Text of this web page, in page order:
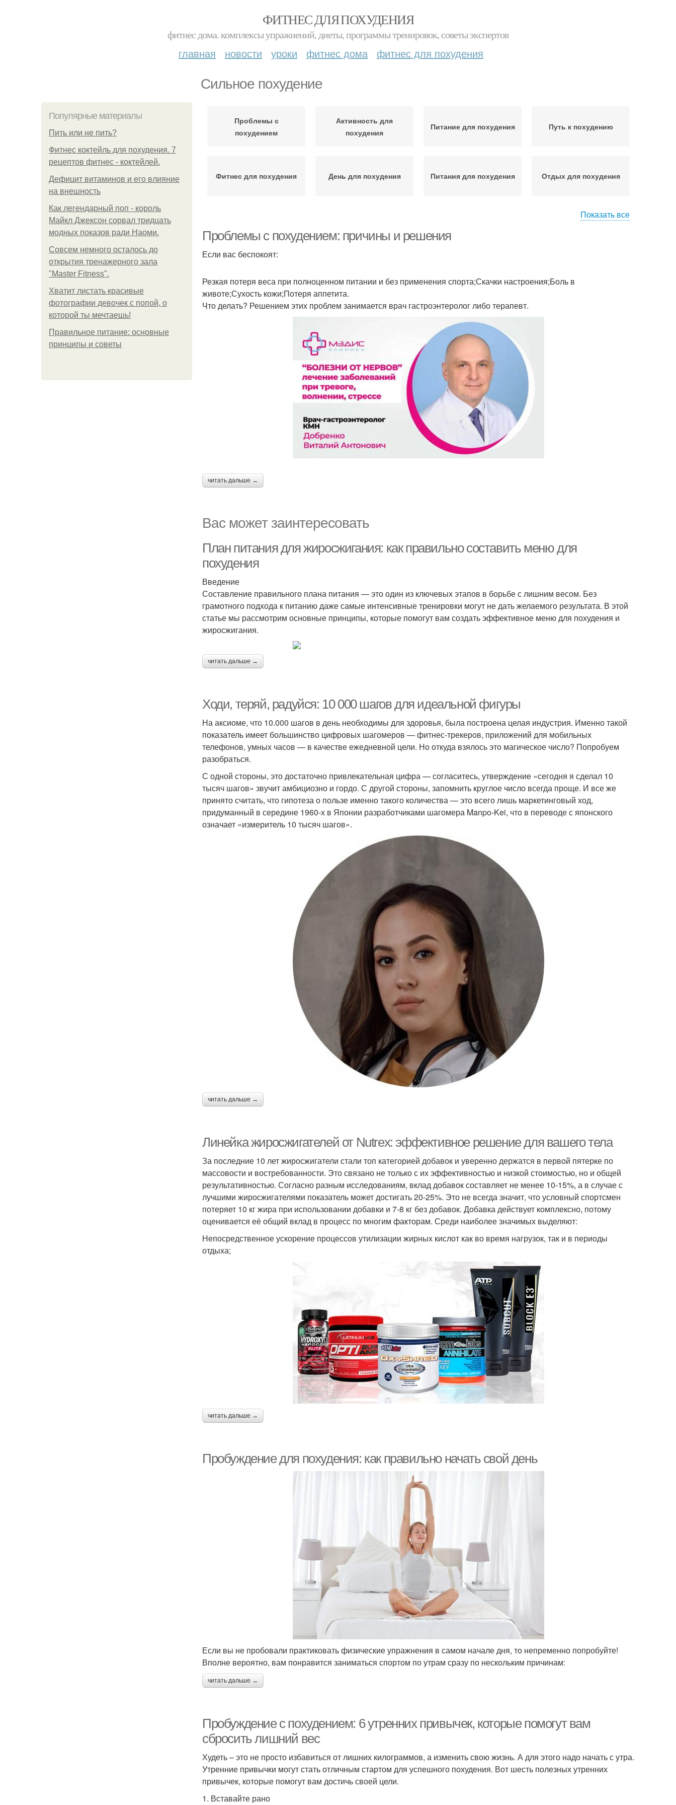
ФИТНЕС ДЛЯ ПОХУДЕНИЯ
фитнес дома. комплексы упражнений, диеты, программы тренировок, советы экспертов
главная новости уроки фитнес дома фитнес для похудения
Сильное похудение
Популярные материалы
Пить или не пить?
Фитнес коктейль для похудения. 7
рецептов фитнес - коктейлей.
Дефицит витаминов и его влияние
на внешность
Как легендарный поп - король
Майкл Джексон сорвал тридцать
модных показов ради Наоми.
Совсем немного осталось до
открытия тренажерного зала
"Master Fitness".
Хватит листать красивые
фотографии девочек с попой, о
которой ты мечтаешь!
Правильное питание: основные
принципы и советы
Проблемы с
похудением
Активность для
похудения
Питание для похудения Путь к похудению
Фитнес для похудения День для похудения Питания для похудения Отдых для похудения
Показать все
Проблемы с похудением: причины и решения
Если вас беспокоят:
Резкая потеря веса при полноценном питании и без применения спорта;Скачки настроения;Боль в
животе;Сухость кожи;Потеря аппетита.
Что делать? Решением этих проблем занимается врач гастроэнтеролог либо терапевт.
читать дальше →
Вас может заинтересовать
План питания для жиросжигания: как правильно составить меню для
похудения
Введение
Составление правильного плана питания — это один из ключевых этапов в борьбе с лишним весом. Без
грамотного подхода к питанию даже самые интенсивные тренировки могут не дать желаемого результата. В этой
статье мы рассмотрим основные принципы, которые помогут вам создать эффективное меню для похудения и
жиросжигания.
читать дальше →
Ходи, теряй, радуйся: 10 000 шагов для идеальной фигуры
На аксиоме, что 10.000 шагов в день необходимы для здоровья, была построена целая индустрия. Именно такой
показатель имеет большинство цифровых шагомеров — фитнес-трекеров, приложений для мобильных
телефонов, умных часов — в качестве ежедневной цели. Но откуда взялось это магическое число? Попробуем
разобраться.
С одной стороны, это достаточно привлекательная цифра — согласитесь, утверждение «сегодня я сделал 10
тысяч шагов» звучит амбициозно и гордо. С другой стороны, запомнить круглое число всегда проще. И все же
принято считать, что гипотеза о пользе именно такого количества — это всего лишь маркетинговый ход,
придуманный в середине 1960-х в Японии разработчиками шагомера Manpo-Kei, что в переводе с японского
означает «измеритель 10 тысяч шагов».
читать дальше →
Линейка жиросжигателей от Nutrex: эффективное решение для вашего тела
За последние 10 лет жиросжигатели стали топ категорией добавок и уверенно держатся в первой пятерке по
массовости и востребованности. Это связано не только с их эффективностью и низкой стоимостью, но и общей
результативностью. Согласно разным исследованиям, вклад добавок составляет не менее 10-15%, а в случае с
лучшими жиросжигателями показатель может достигать 20-25%. Это не всегда значит, что условный спортсмен
потеряет 10 кг жира при использовании добавки и 7-8 кг без добавок. Добавка действует комплексно, потому
оценивается её общий вклад в процесс по многим факторам. Среди наиболее значимых выделяют:
Непосредственное ускорение процессов утилизации жирных кислот как во время нагрузок, так и в периоды
отдыха;
читать дальше →
Пробуждение для похудения: как правильно начать свой день
Если вы не пробовали практиковать физические упражнения в самом начале дня, то непременно попробуйте!
Вполне вероятно, вам понравится заниматься спортом по утрам сразу по нескольким причинам:
читать дальше →
Пробуждение с похудением: 6 утренних привычек, которые помогут вам
сбросить лишний вес
Худеть – это не просто избавиться от лишних килограммов, а изменить свою жизнь. А для этого надо начать с утра.
Утренние привычки могут стать отличным стартом для успешного похудения. Вот шесть полезных утренних
привычек, которые помогут вам достичь своей цели.
1. Вставайте рано